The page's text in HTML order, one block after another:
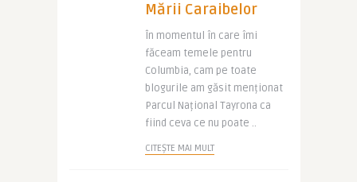
Mării Caraibelor
În momentul în care îmi
făceam temele pentru
Columbia, cam pe toate
blogurile am găsit menționat
Parcul Național Tayrona ca
fiind ceva ce nu poate ..
CITEȘTE MAI MULT